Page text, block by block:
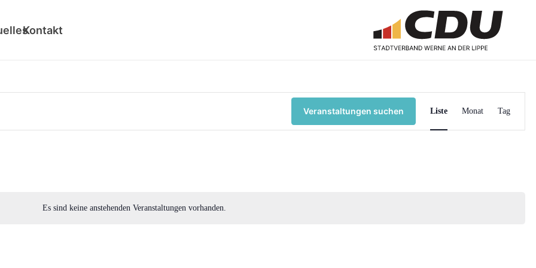
Kontakt
Es sind keine anstehenden Veranstaltungen vorhanden.
Veranstaltungen suchen Liste Monat Tag